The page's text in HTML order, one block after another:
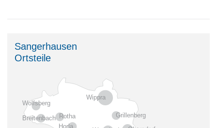
Sangerhausen
Ortsteile
Grillenberg
Wippra
Wolfsberg
Rotha
Breitenbach
Horla